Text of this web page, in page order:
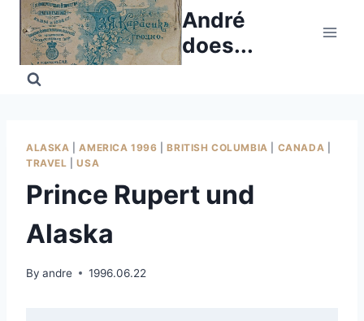
Skip
content
André
does...
ALASKA |AMERICA 1996 |BRITISH COLUMBIA CANADA
TRAVEL |USA
Prince Rupert und
Alaska
By andre 1996.06.22